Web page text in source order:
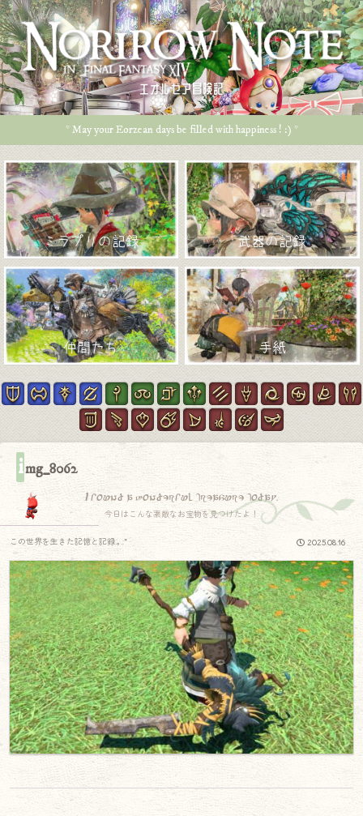
エオルゼア冒険記
* May your Eorzean days be filled with happiness ! :) *
ミラプリの記録 武器の記録
仲間たち 手紙
img_8062
I found a wonderful treasure today.
今日はこんな素敵なお宝物を見つけたよ！
2025.08.16
この世界を生きた記憶と記録.｡.:*